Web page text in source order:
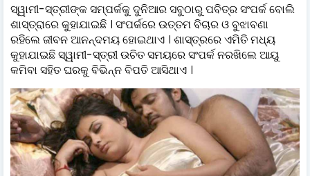
ସ୍ୱାମୀ-ସ୍ତ୍ରୀଙ୍କ ସମ୍ପର୍କକୁ ଦୁନିଆର ସବୁଠାରୁ ପବିତ୍ର ସଂପର୍କ ବୋଲି
ଶାସ୍ତ୍ରାରେ କୁହାଯାଇଛି । ସଂପର୍କରେ ଉତ୍ତମ ବିଚାର ଓ ବୁଝାବଣା
ରହିଲେ ଜୀବନ ଆନନ୍ଦମୟ ହୋଇଥାଏ । ଶାସ୍ତ୍ରରେ ଏମିତି ମଧ୍ୟ
କୁହାଯାଇଛି ସ୍ୱାମୀ-ସ୍ତ୍ରୀ ଉଚିତ ସମୟରେ ସଂପର୍କ ନରଖିଲେ ଆୟୁ
କମିବା ସହିତ ଘରକୁ ବିଭିନ୍ନ ବିପତି ଆସିଥାଏ ।